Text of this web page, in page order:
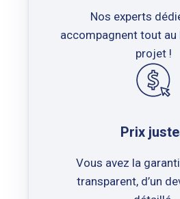
Nos experts
accompagnent tout au
projet !
Prix
Vous avez la
transparent, d’un